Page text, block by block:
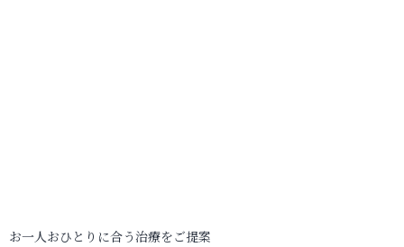
お一人おひとりに合う治療をご提案